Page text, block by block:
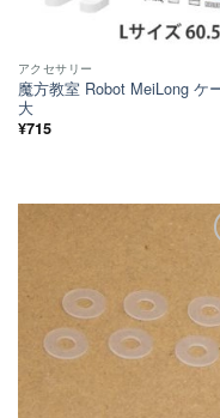
アクセサリー
魔方教室 Robot MeiLong ケ
大
¥715